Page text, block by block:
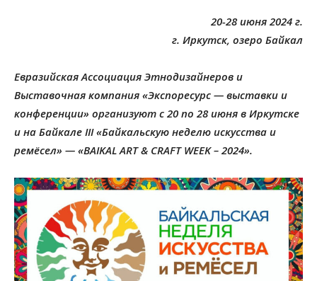
20-28 июня 2024 г.
г. Иркутск, озеро Байкал
Евразийская Ассоциация Этнодизайнеров и
Выставочная компания «Экспоресурс — выставки и
конференции» организуют с 20 по 28 июня в Иркутске
и на Байкале III «Байкальскую неделю искусства и
ремёсел» — «BAIKAL ART & CRAFT WEEK – 2024».